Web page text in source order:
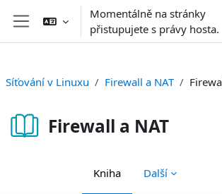
Přejít k hlavnímu obsahu
Boční panel
Momentálně na stránky
přistupujete s právy hosta.
Síťování v Linuxu Firewall a NAT
Firewall a NAT
Kniha Další